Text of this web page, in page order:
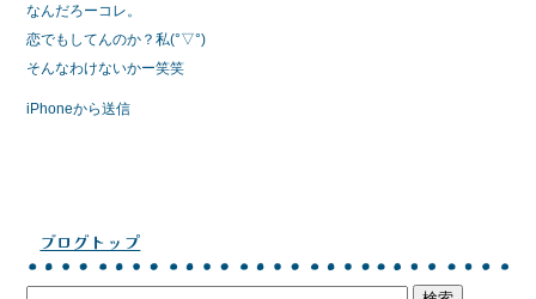
なんだろーコレ。
恋でもしてんのか？私(°▽°)
そんなわけないかー笑笑
iPhoneから送信
ブログトップ